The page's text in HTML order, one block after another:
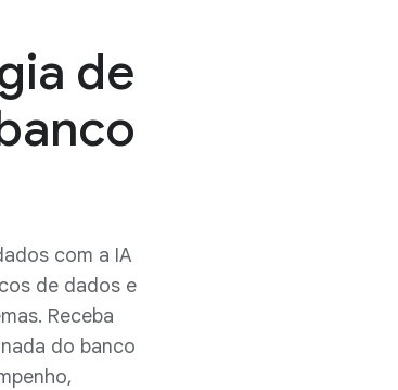
de
com a IA
de dados e
Receba
do banco